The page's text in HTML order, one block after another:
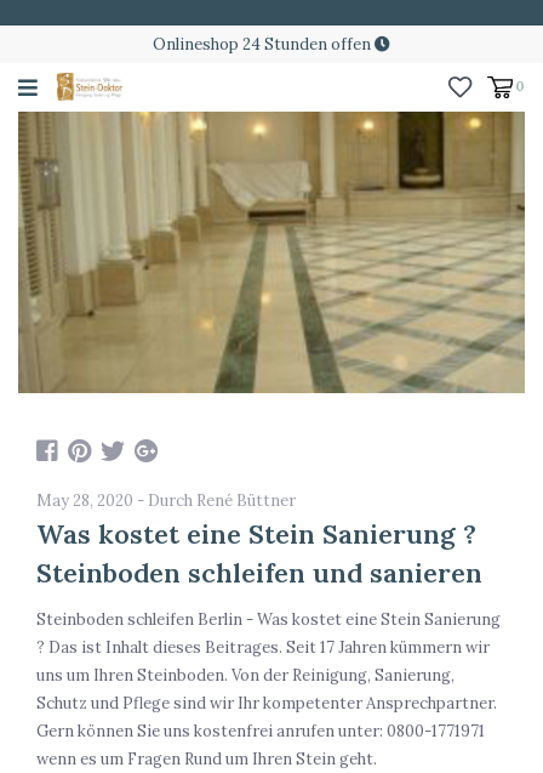
Onlineshop 24 Stunden offen
0
May 28, 2020 - Durch René Büttner
Was kostet eine Stein Sanierung ?
Steinboden schleifen und sanieren
Steinboden schleifen Berlin - Was kostet eine Stein Sanierung
? Das ist Inhalt dieses Beitrages. Seit 17 Jahren kümmern wir
uns um Ihren Steinboden. Von der Reinigung, Sanierung,
Schutz und Pflege sind wir Ihr kompetenter Ansprechpartner.
Gern können Sie uns kostenfrei anrufen unter: 0800-1771971
wenn es um Fragen Rund um Ihren Stein geht.